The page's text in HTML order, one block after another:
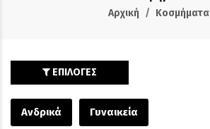
Αρχική Κοσμήματα
ΕΠΙΛΟΓΕΣ
Ανδρικά Γυναικεία